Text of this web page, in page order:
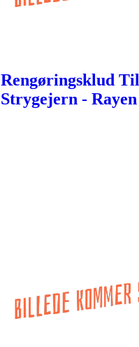
Rengøringsklud Til
Strygejern - Rayen